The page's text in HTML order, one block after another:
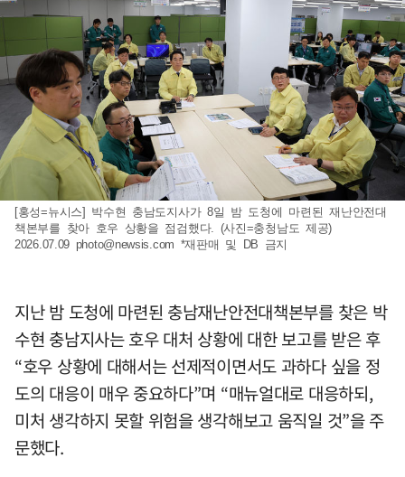
[홍성=뉴시스] 박수현 충남도지사가 8일 밤 도청에 마련된 재난안전대
책본부를 찾아 호우 상황을 점검했다. (사진=충청남도 제공)
2026.07.09 photo@newsis.com *재판매 및 DB 금지
지난 밤 도청에 마련된 충남재난안전대책본부를 찾은 박
수현 충남지사는 호우 대처 상황에 대한 보고를 받은 후
“호우 상황에 대해서는 선제적이면서도 과하다 싶을 정
도의 대응이 매우 중요하다”며 “매뉴얼대로 대응하되,
미처 생각하지 못할 위험을 생각해보고 움직일 것”을 주
문했다.